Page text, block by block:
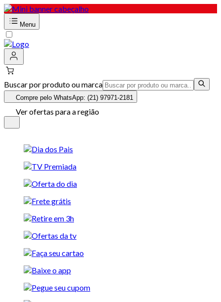
Menu
Buscar por produto ou marca
Compre pelo WhatsApp: (21) 97971-2181
Ver ofertas para a região